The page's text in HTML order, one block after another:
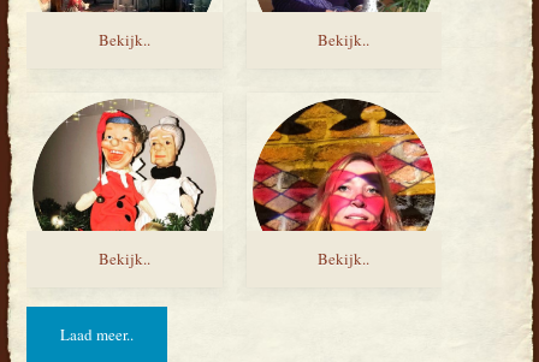
Bekijk.. Bekijk..
Bekijk.. Bekijk..
Laad meer..